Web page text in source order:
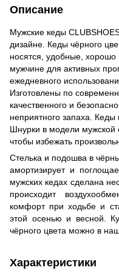
Описание
Мужские кеды
дизайне. Кеды чёрного
носятся, удобные, хорошо
мужчине для активных
ежедневного
Изготовлены по
качественного и
неприятного запаха.
Шнурки в модели мужской
чтобы избежать
Стелька и подошва в
амортизирует и
мужских кедах сделана
происходит
комфорт при ходьбе и
этой осенью и весной.
чёрного цвета можно в
Характеристики